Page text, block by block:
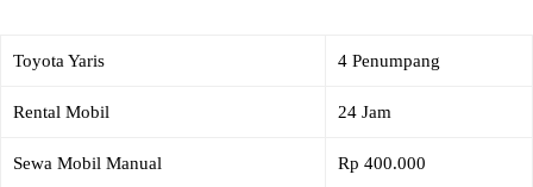
Toyota Yaris 4 Penumpang
Rental Mobil 24 Jam
Sewa Mobil Manual Rp 400.000